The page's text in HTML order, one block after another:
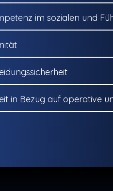
im sozialen und
in Bezug auf operative